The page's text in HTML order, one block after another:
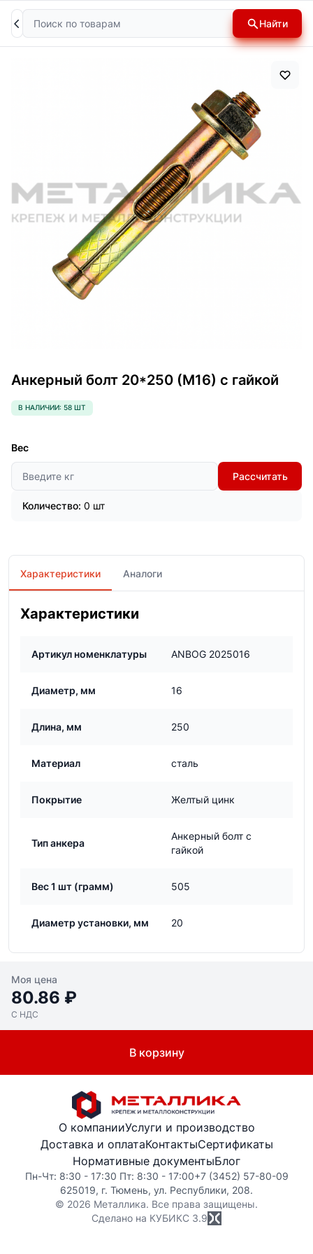
Поиск Найти
Анкерный болт 20*250 (М16) с гайкой
В НАЛИЧИИ: 58 ШТ
Вес
Рассчитать
Количество: 0 шт
Характеристики Аналоги
Характеристики
Артикул номенклатуры ANBOG 2025016
Диаметр, мм 16
Длина, мм 250
Материал сталь
Покрытие Желтый цинк
Тип анкера
Анкерный болт с
гайкой
Вес 1 шт (грамм) 505
Диаметр установки, мм 20
Моя цена
80.86 ₽
С НДС
В корзину
О компанииУслуги и производство
Доставка и оплатаКонтактыСертификаты
Нормативные документыБлог
Пн-Чт: 8:30 - 17:30 Пт: 8:30 - 17:00+7 (3452) 57-80-09
625019, г. Тюмень, ул. Республики, 208.
© 2026 Металлика. Все права защищены.
Сделано на КУБИКС 3.9